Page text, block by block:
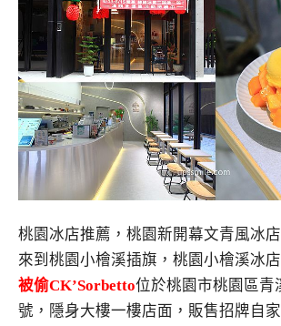
桃園冰店推薦，桃園新開幕文青風冰店
來到桃園小檜溪插旗，桃園小檜溪冰店
被偷CK’Sorbetto位於桃園市桃園區青
號 ，隱身大樓一樓店面，販售招牌自